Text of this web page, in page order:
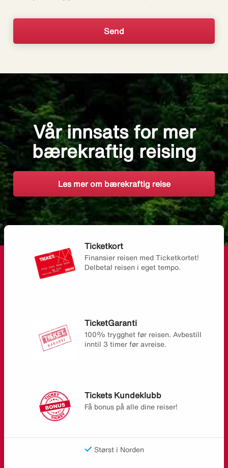
Vår innsats for mer
bærekraftig reising
Les mer om bærekraftig reise
Ticketkort
Finansier reisen med Ticketkortet!
Delbetal reisen i eget tempo.
TicketGaranti
100% trygghet før reisen. Avbestill
inntil 3 timer før avreise.
Tickets Kundeklubb
Få bonus på alle dine reiser!
Størst i Norden